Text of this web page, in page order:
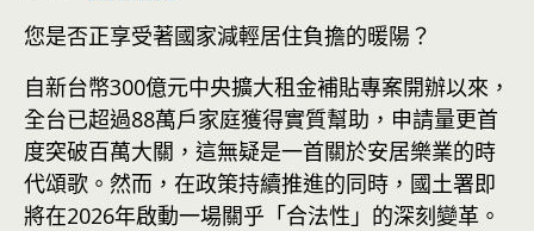
您是否正享受著國家減輕居住負擔的暖陽？
自新台幣300億元中央擴大租金補貼專案開辦以來，
全台已超過88萬戶家庭獲得實質幫助，申請量更首
度突破百萬大關，這無疑是一首關於安居樂業的時
代頌歌。然而，在政策持續推進的同時，國土署即
將在2026年啟動一場關乎「合法性」的深刻變革。